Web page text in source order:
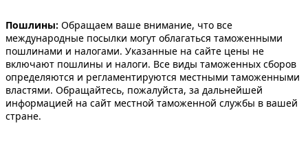
Пошлины: Обращаем ваше внимание, что все
международные посылки могут облагаться таможенными
пошлинами и налогами. Указанные на сайте цены не
включают пошлины и налоги. Все виды таможенных сборов
определяются и регламентируются местными таможенными
властями. Обращайтесь, пожалуйста, за дальнейшей
информацией на сайт местной таможенной службы в вашей
стране.